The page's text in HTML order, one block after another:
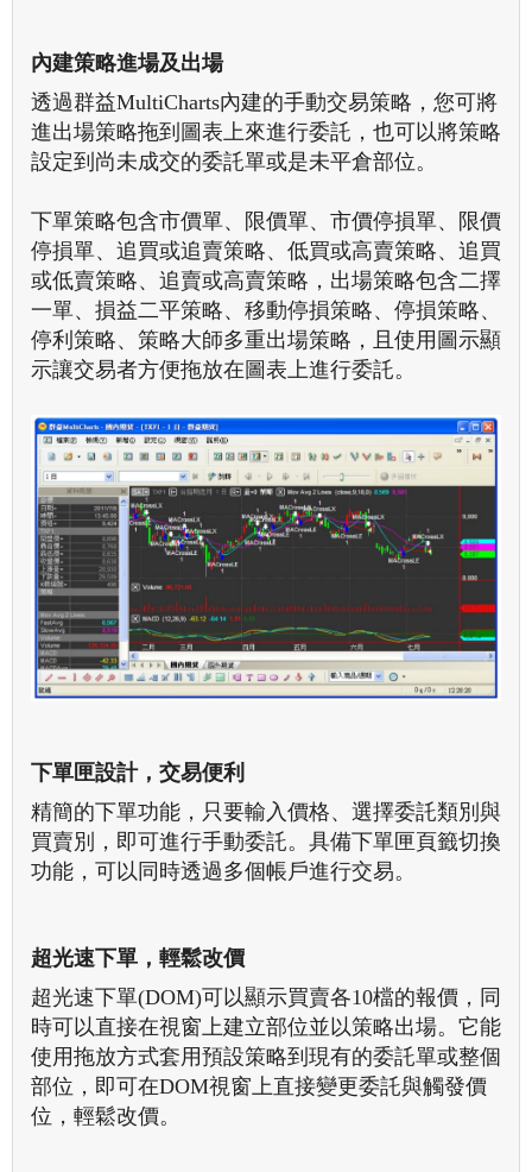
內建策略進場及出場
透過群益MultiCharts內建的手動交易策略，您可將
進出場策略拖到圖表上來進行委託，也可以將策略
設定到尚未成交的委託單或是未平倉部位。
下單策略包含市價單、限價單、市價停損單、限價
停損單、追買或追賣策略、低買或高賣策略、追買
或低賣策略、追賣或高賣策略，出場策略包含二擇
一單、損益二平策略、移動停損策略、停損策略、
停利策略、策略大師多重出場策略，且使用圖示顯
示讓交易者方便拖放在圖表上進行委託。
下單匣設計，交易便利
精簡的下單功能，只要輸入價格、選擇委託類別與
買賣別，即可進行手動委託。具備下單匣頁籤切換
功能，可以同時透過多個帳戶進行交易。
超光速下單，輕鬆改價
超光速下單(DOM)可以顯示買賣各10檔的報價，同
時可以直接在視窗上建立部位並以策略出場。它能
使用拖放方式套用預設策略到現有的委託單或整個
部位，即可在DOM視窗上直接變更委託與觸發價
位，輕鬆改價。